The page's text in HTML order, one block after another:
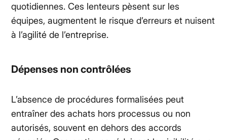
quotidiennes. Ces lenteurs pèsent sur les
équipes, augmentent le risque d’erreurs et nuisent
à l’agilité de l’entreprise.
Dépenses non contrôlées
L’absence de procédures formalisées peut
entraîner des achats hors processus ou non
autorisés, souvent en dehors des accords